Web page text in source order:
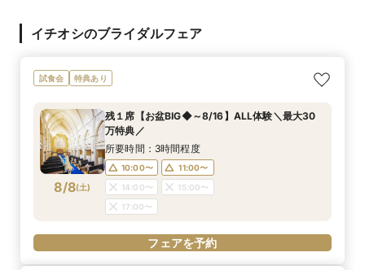
イチオシのブライダルフェア
試食会 特典あり
8/8(土)
残１席【お盆BIG◆～8/16】ALL体験＼最大30
万特典／
所要時間：3時間程度
10:00〜
11:00〜
14:00〜
15:00〜
17:00〜
フェアを予約